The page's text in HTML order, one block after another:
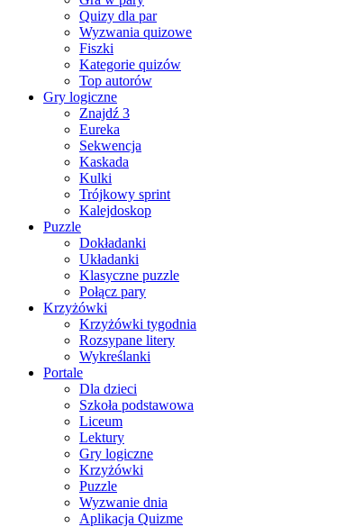
Quizy dla par
Wyzwania quizowe
Fiszki
Kategorie quizów
Top autorów
Gry logiczne
Znajdź 3
Eureka
Sekwencja
Kaskada
Kulki
Trójkowy sprint
Kalejdoskop
Puzzle
Dokładanki
Układanki
Klasyczne puzzle
Połącz pary
Krzyżówki
Krzyżówki tygodnia
Rozsypane litery
Wykreślanki
Portale
Dla dzieci
Szkoła podstawowa
Liceum
Lektury
Gry logiczne
Krzyżówki
Puzzle
Wyzwanie dnia
Aplikacja Quizme